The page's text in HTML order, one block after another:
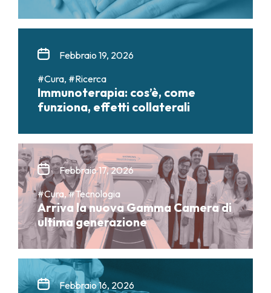
Febbraio 19, 2026
#Cura, #Ricerca
Immunoterapia: cos’è, come
funziona, effetti collaterali
Febbraio 17, 2026
#Cura, #Tecnologia
Arriva la nuova Gamma Camera di
ultima generazione
Febbraio 16, 2026